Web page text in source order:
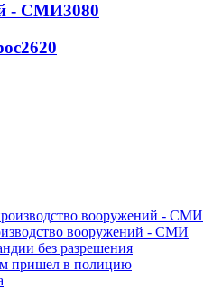
- СМИ3080
2620
вооружений - СМИ
без разрешения
пришел в полицию